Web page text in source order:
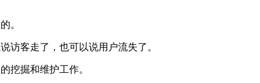
。
客走了，也可以说用户流失了。
挖掘和维护工作。